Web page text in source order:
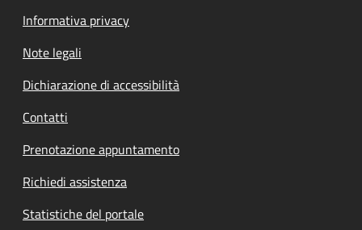
Informativa privacy
Note legali
Dichiarazione di accessibilità
Contatti
Prenotazione appuntamento
Richiedi assistenza
Statistiche del portale